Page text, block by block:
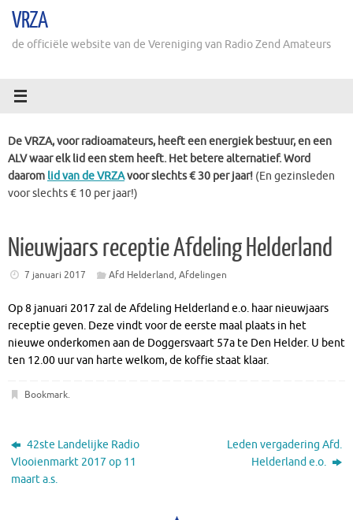
naarVRZA
de officiële website van de Vereniging van Radio Zend Amateurs
De VRZA, voor radioamateurs, heeft een energiek bestuur, en een
ALV waar elk lid een stem heeft. Het betere alternatief. Word
daarom lid van de VRZAvoor slechts € 30 per jaar! (En gezinsleden
voor slechts € 10 per jaar!)
Nieuwjaars receptie Afdeling Helderland
7 januari 2017 Afd Helderland,Afdelingen
Op 8 januari 2017 zal de Afdeling Helderland e.o. haar nieuwjaars
receptie geven. Deze vindt voor de eerste maal plaats in het
nieuwe onderkomen aan de Doggersvaart 57a te Den Helder. U bent
ten 12.00 uur van harte welkom, de koffie staat klaar.
Bookmark.
42ste Landelijke Radio
Vlooienmarkt 2017 op 11
maart a.s.
Leden vergadering Afd.
Helderland e.o.